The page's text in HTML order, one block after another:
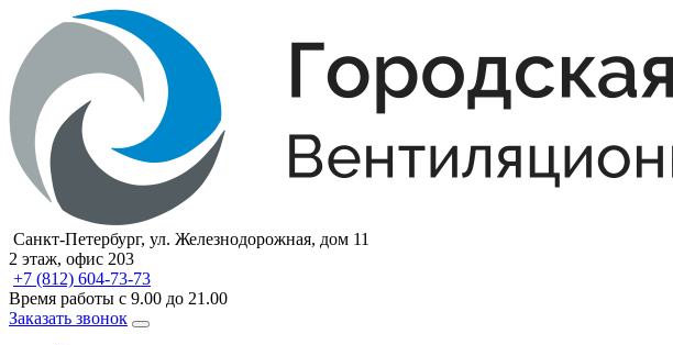
Санкт-Петербург, ул. Железнодорожная, дом 11
2 этаж, офис 203
+7 (812) 604-73-73
Время работы с 9.00 до 21.00
Заказать звонок